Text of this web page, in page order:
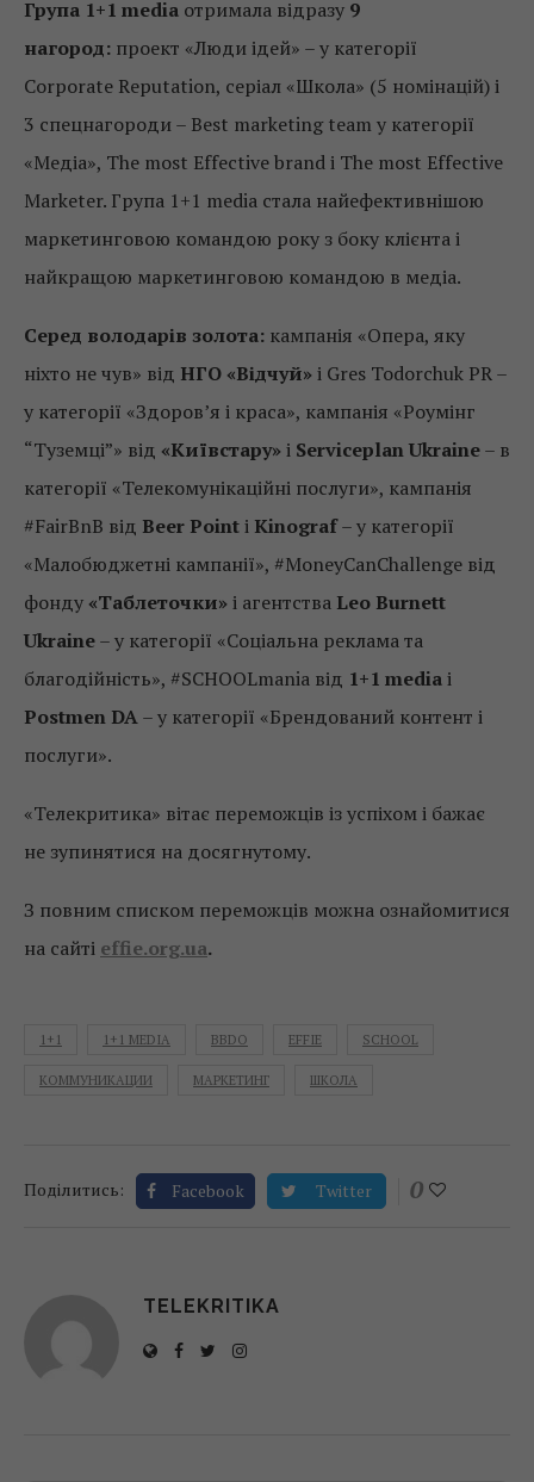
Група 1+1 media отримала відразу 9
нагород: проект «Люди ідей» – у категорії
Corporate Reputation, серіал «Школа» (5 номінацій) і
3 спецнагороди – Best marketing team у категорії
«Медіа», The most Effective brand і The most Effective
Marketer. Група 1+1 media стала найефективнішою
маркетинговою командою року з боку клієнта і
найкращою маркетинговою командою в медіа.
Серед володарів золота: кампанія «Опера, яку
ніхто не чув» від НГО «Відчуй»і Gres Todorchuk PR –
у категорії «Здоров’я і краса», кампанія «Роумінг
“Туземці”» від «Київстару»і Serviceplan Ukraine– в
категорії «Телекомунікаційні послуги», кампанія
#FairBnB від Beer Pointі Kinograf– у категорії
«Малобюджетні кампанії», #MoneyCanChallenge від
фонду «Таблеточки»і агентства Leo Burnett
Ukraine– у категорії «Соціальна реклама та
благодійність», #SCHOOLmania від 1+1 mediaі
Postmen DA– у категорії «Брендований контент і
послуги».
«Телекритика» вітає переможців із успіхом і бажає
не зупинятися на досягнутому.
З повним списком переможців можна ознайомитися
на сайті effie.org.ua.
1+1 1+1 MEDIA BBDO EFFIE SCHOOL
КОММУНИКАЦИИ МАРКЕТИНГ ШКОЛА
Поділитись: Facebook Twitter 0
TELEKRITIKA